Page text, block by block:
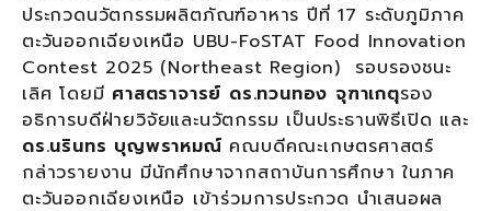
ประกวดนวัตกรรมผลิตภัณฑ์อาหาร ปีที่ 17 ระดับภูมิภาค
ตะวันออกเฉียงเหนือ UBU-FoSTAT Food Innovation
Contest 2025 (Northeast Region) รอบรองชนะ
เลิศ โดยมี ศาสตราจารย์ ดร.ทวนทอง จุฑาเกตุรอง
อธิการบดีฝ่ายวิจัยและนวัตกรรม เป็นประธานพิธีเปิด และ
ดร.นรินทร บุญพราหมณ์ คณบดีคณะเกษตรศาสตร์
กล่าวรายงาน มีนักศึกษาจากสถาบันการศึกษา ในภาค
ตะวันออกเฉียงเหนือ เข้าร่วมการประกวด นำเสนอผล